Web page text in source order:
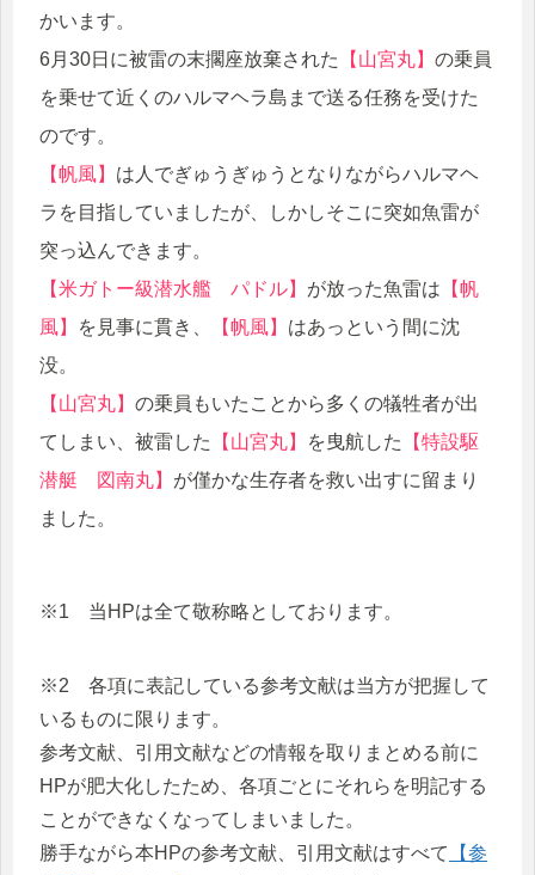
かいます。
6月30日に被雷の末擱座放棄された
【山宮丸】 の乗員
を乗せて近くのハルマヘラ島まで送る任務を受けた
のです。
【帆風】 は人でぎゅうぎゅうとなりながらハルマヘ
ラを目指していましたが、しかしそこに突如魚雷が
突っ込んできます。
【米ガトー級潜水艦 パドル】 が放った魚雷は 【帆
風】
を見事に貫き、 【帆風】 はあっという間に沈
没。
【山宮丸】 の乗員もいたことから多くの犠牲者が出
てしまい、被雷した
【山宮丸】 を曳航した
【特設駆
潜艇 図南丸】 が僅かな生存者を救い出すに留まり
ました。
※1 当HPは全て敬称略としております。
※2 各項に表記している参考文献は当方が把握して
いるものに限ります。
参考文献、引用文献などの情報を取りまとめる前に
HPが肥大化したため、各項ごとにそれらを明記する
ことができなくなってしまいました。
勝手ながら本HPの参考文献、引用文献はすべて
【参